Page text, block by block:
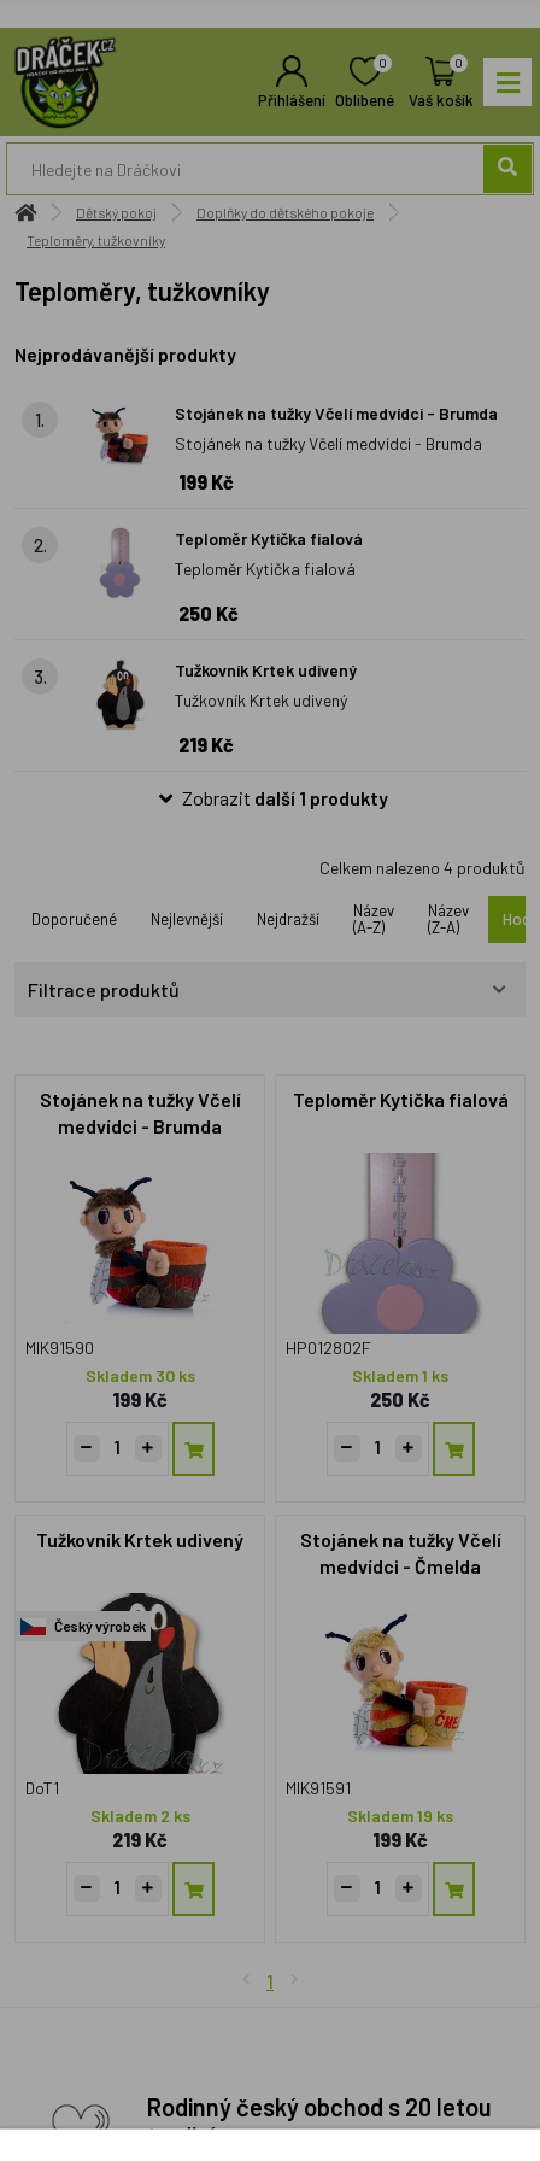
Přihlášení
0
Oblíbené
0
Váš košík
Dětský pokoj
Doplňky do dětského pokoje
Teploměry, tužkovníky
Teploměry, tužkovníky
Nejprodávanější produkty
1.
Stojánek na tužky Včelí medvídci - Brumda
Stojánek na tužky Včelí medvídci - Brumda
199 Kč
2.
Teploměr Kytička fialová
Teploměr Kytička fialová
250 Kč
3.
Tužkovník Krtek udivený
Tužkovník Krtek udivený
219 Kč
Zobrazit další 1 produkty
Celkem nalezeno 4 produktů
Doporučené Nejlevnější Nejdražší
Název
(A-Z)
Název
(Z-A)
Filtrace produktů
Stojánek na tužky Včelí
medvídci - Brumda
MIK91590
Skladem 30 ks
199 Kč
Teploměr Kytička fialová
HP012802F
Skladem 1 ks
250 Kč
Tužkovník Krtek udivený
Český výrobek
DoT1
Skladem 2 ks
219 Kč
Stojánek na tužky Včelí
medvídci - Čmelda
MIK91591
Skladem 19 ks
199 Kč
1
Rodinný český obchod s 20 letou
tradicí